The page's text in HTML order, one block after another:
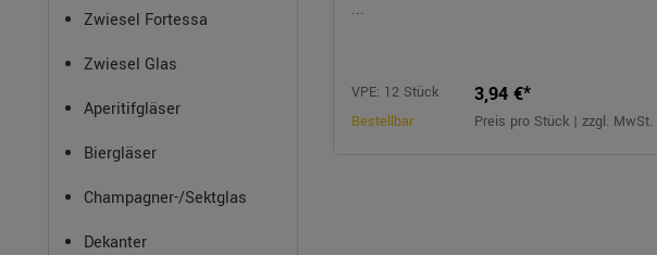
Zwiesel Fortessa
Zwiesel Glas
Aperitifgläser
Biergläser
Champagner-/Sektglas
Dekanter
...
VPE: 12 Stück
Bestellbar
3,94 €*
Preis pro Stück | zzgl. MwSt.